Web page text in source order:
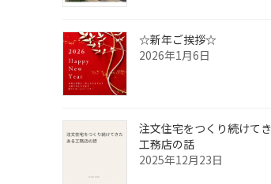
☆新年ご挨拶☆
2026年1月6日
注文住宅をつくり続けて
工務店の話
2025年12月23日